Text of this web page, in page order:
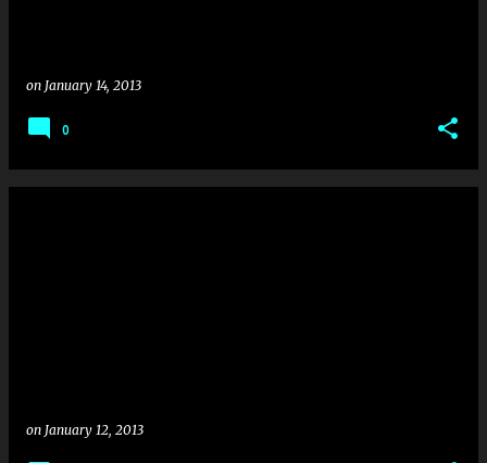
on January 14, 2013
0
on January 12, 2013